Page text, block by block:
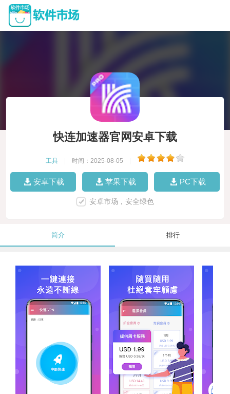
快连加速器官网安卓下载
工具 时间：2025-08-05
安卓下载 苹果下载 PC下载
安卓市场，安全绿色
简介 排行